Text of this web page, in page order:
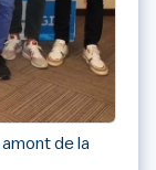
amont de la